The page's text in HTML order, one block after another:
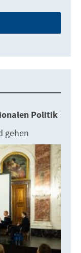
Politik
gehen